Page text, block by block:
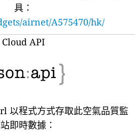
具：
airnet/A575470/hk/
Cloud API
以程式方式存取此空氣品質監
即時數據：